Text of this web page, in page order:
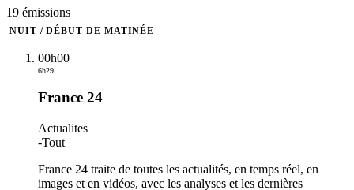
19 émissions
NUIT / DÉBUT DE MATINÉE
00h00
6h29
France 24
Actualites
-Tout
France 24 traite de toutes les actualités, en temps réel, en
images et en vidéos, avec les analyses et les dernières